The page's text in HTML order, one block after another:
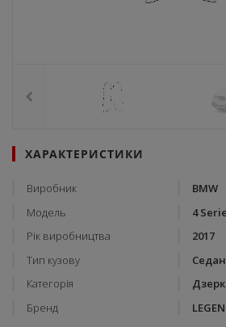
ХАРАКТЕРИСТИКИ
Виробник
BMW
Модель
4
Рік виробництва
2017
Тип кузову
Седан
Категорія
Бренд